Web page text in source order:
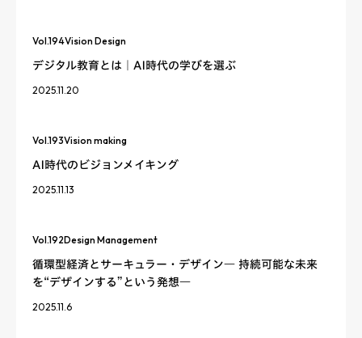
Vol.194Vision Design
デジタル教育とは｜AI時代の学びを選ぶ
2025.11.20
Vol.193Vision making
AI時代のビジョンメイキング
2025.11.13
Vol.192Design Management
循環型経済とサーキュラー・デザイン― 持続可能な未来
を“デザインする”という発想―
2025.11.6